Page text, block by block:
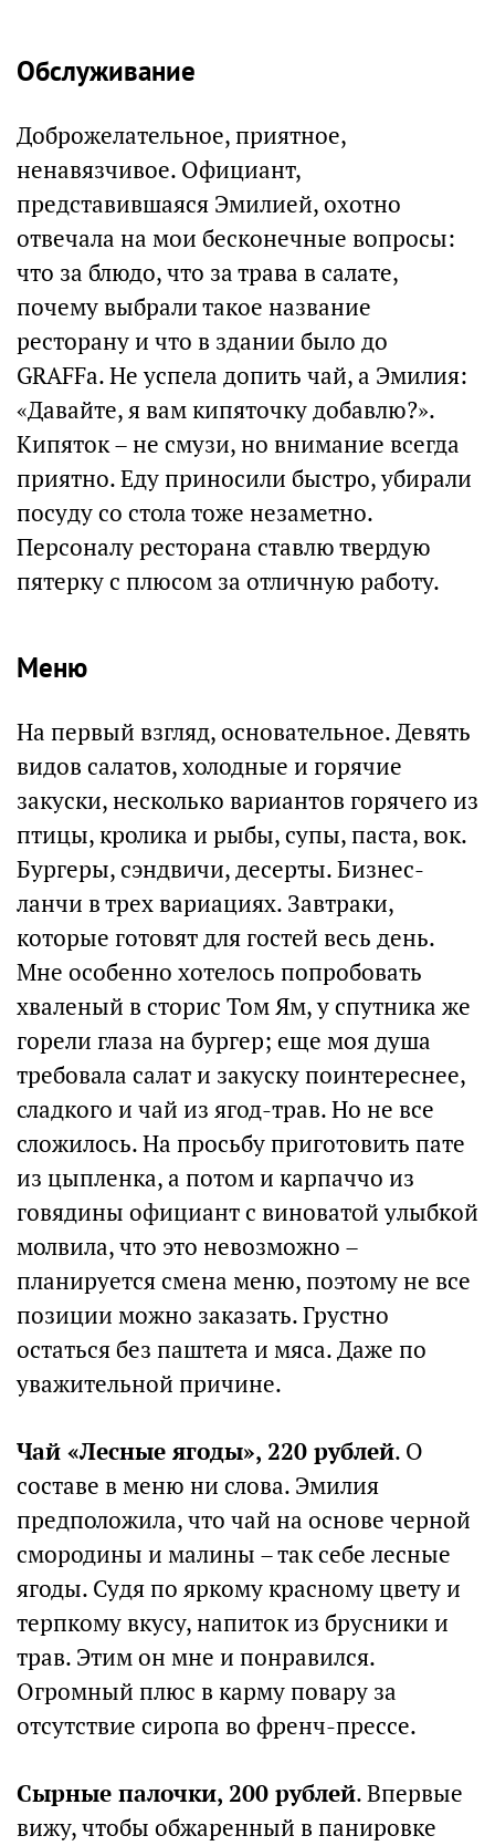
Обслуживание
Доброжелательное, приятное,
ненавязчивое. Официант,
представившаяся Эмилией, охотно
отвечала на мои бесконечные вопросы:
что за блюдо, что за трава в салате,
почему выбрали такое название
ресторану и что в здании было до
GRAFFa. Не успела допить чай, а Эмилия:
«Давайте, я вам кипяточку добавлю?».
Кипяток – не смузи, но внимание всегда
приятно. Еду приносили быстро, убирали
посуду со стола тоже незаметно.
Персоналу ресторана ставлю твердую
пятерку с плюсом за отличную работу.
Меню
На первый взгляд, основательное. Девять
видов салатов, холодные и горячие
закуски, несколько вариантов горячего из
птицы, кролика и рыбы, супы, паста, вок.
Бургеры, сэндвичи, десерты. Бизнес-
ланчи в трех вариациях. Завтраки,
которые готовят для гостей весь день.
Мне особенно хотелось попробовать
хваленый в сторис Том Ям, у спутника же
горели глаза на бургер; еще моя душа
требовала салат и закуску поинтереснее,
сладкого и чай из ягод-трав. Но не все
сложилось. На просьбу приготовить пате
из цыпленка, а потом и карпаччо из
говядины официант с виноватой улыбкой
молвила, что это невозможно –
планируется смена меню, поэтому не все
позиции можно заказать. Грустно
остаться без паштета и мяса. Даже по
уважительной причине.
Чай «Лесные ягоды», 220 рублей. О
составе в меню ни слова. Эмилия
предположила, что чай на основе черной
смородины и малины – так себе лесные
ягоды. Судя по яркому красному цвету и
терпкому вкусу, напиток из брусники и
трав. Этим он мне и понравился.
Огромный плюс в карму повару за
отсутствие сиропа во френч-прессе.
Сырные палочки, 200 рублей. Впервые
вижу, чтобы обжаренный в панировке